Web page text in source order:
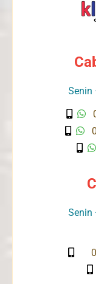
Senin
Senin